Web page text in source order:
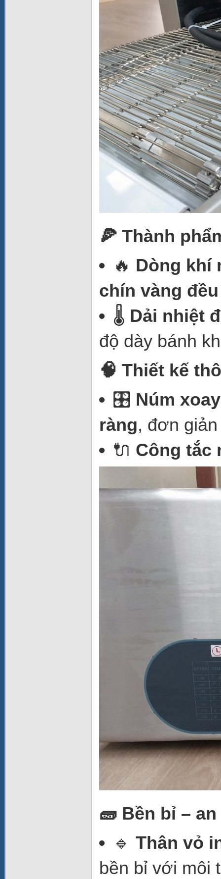
🍕 Thành
🔥 Dòng khí
chín vàng
🌡️ Dải nhiệt
độ dày bánh
🧠 Thiết kế
🎛️ Núm
ràng, đơn
🔌 Công tắc
🧱 Bền bỉ –
🔹 Thân vỏ
bền bỉ với môi